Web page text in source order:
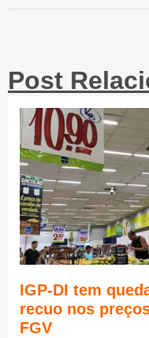
Post
IGP-DI tem
recuo nos
FGV